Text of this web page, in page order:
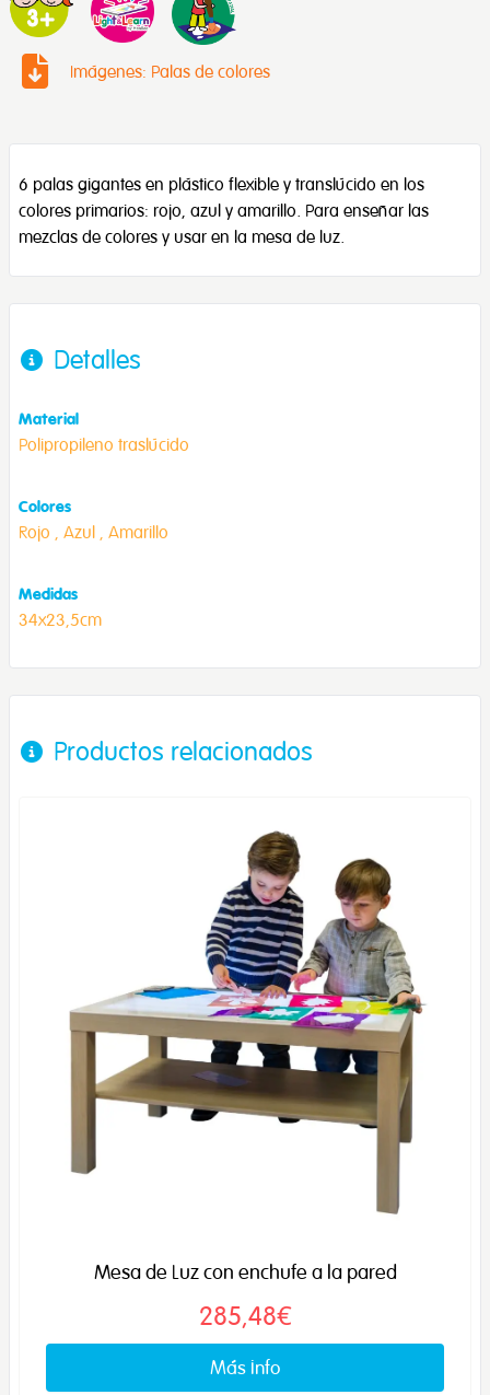
Imágenes: Palas de colores
6 palas gigantes en plástico flexible y translúcido en los
colores primarios: rojo, azul y amarillo. Para enseñar las
mezclas de colores y usar en la mesa de luz.
Detalles
Material
Polipropileno traslúcido
Colores
Rojo , Azul , Amarillo
Medidas
34x23,5cm
Productos relacionados
Mesa de Luz con enchufe a la pared
285,48€
Más info